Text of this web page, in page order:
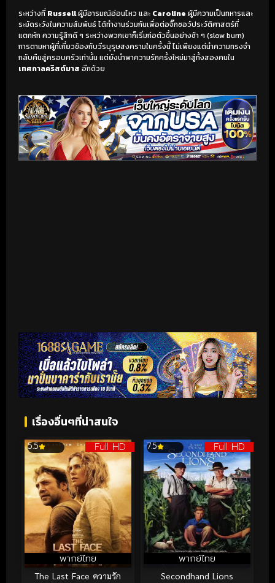
ระหว่างที่ Russellผู้มีอารมณ์อ่อนไหว และ Caroline ผู้มีความเป็นทหารและ
ระมัดระวังในความสัมพันธ์ ได้ทำงานร่วมกันเพื่อต่อจิ๊กซอว์ประวัติศาสตร์ที่
แตกหัก ความรู้สึกดี ๆ ระหว่างพวกเขาก็เริ่มก่อตัวขึ้นอย่างช้า ๆ (slow burn)
การตามหาผู้ที่เกี่ยวข้องกับวีรบุรุษสงครามในครั้งนี้ ไม่เพียงแต่นำความทรงจำ
กลับคืนสู่ครอบครัวเท่านั้น แต่ยังนำพาความรักครั้งใหม่มาสู่ทั้งสองคนใน
เทศกาลคริสต์มาส อีกด้วย
เรื่องอื่นๆที่น่าสนใจ
Full HD
พากย์ไทย
5.5
The Last Face ความรัก
Full HD
พากย์ไทย
7.5
Secondhand Lions